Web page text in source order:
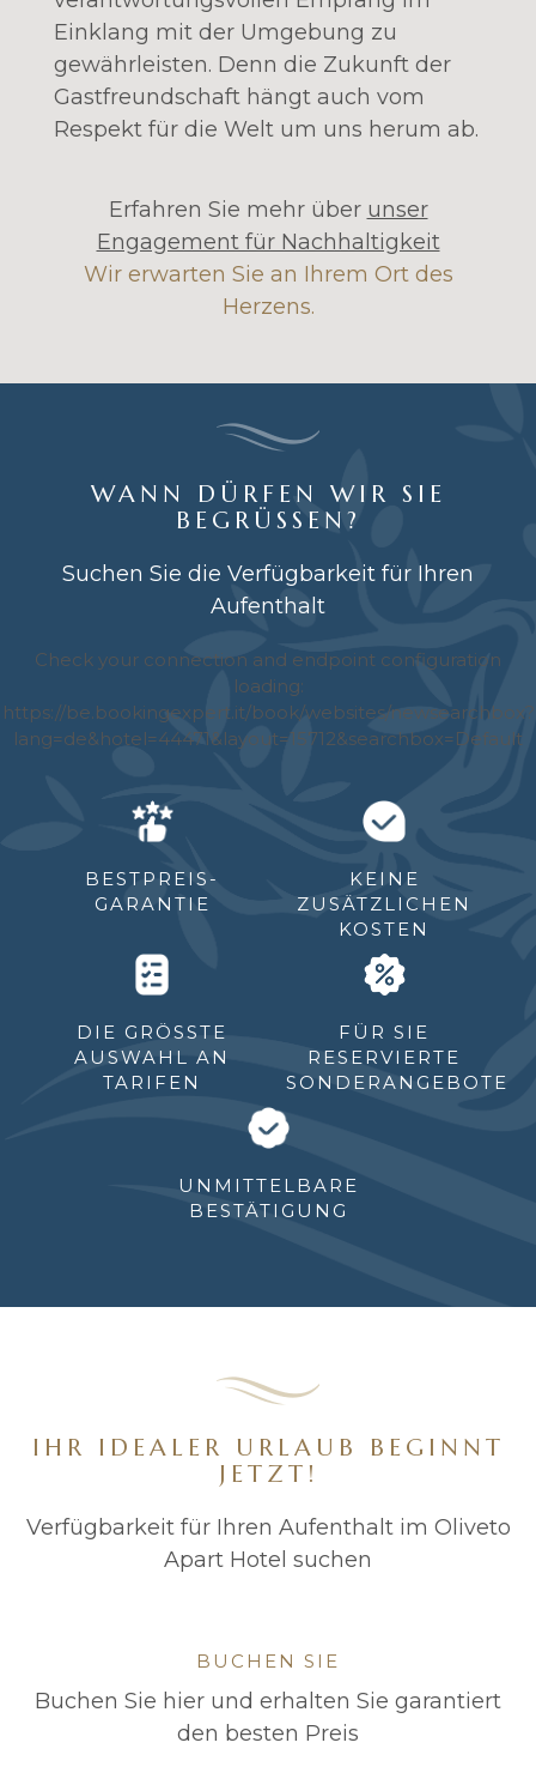
Einklang mit der Umgebung zu
gewährleisten. Denn die Zukunft der
Gastfreundschaft hängt auch vom
Respekt für die Welt um uns herum ab.
Erfahren Sie mehr über unser
Engagement für Nachhaltigkeit
Wir erwarten Sie an Ihrem Ort des
Herzens.
WANN DÜRFEN WIR SIE
BEGRÜSSEN?
Suchen Sie die Verfügbarkeit für Ihren
Aufenthalt
BESTPREIS-
GARANTIE
KEINE
ZUSÄTZLICHEN
KOSTEN
DIE GRÖSSTE A
USWAHL AN T
ARIFEN
FÜR SIE
RESERVIERTE
SONDERANGEBOTE
UNMITTELBARE
BESTÄTIGUNG
IHR IDEALER URLAUB BEGINNT
JETZT!
Verfügbarkeit für Ihren Aufenthalt im Oliveto
Apart Hotel suchen
BUCHEN SIE
Buchen Sie hier und erhalten Sie garantiert
den besten Preis